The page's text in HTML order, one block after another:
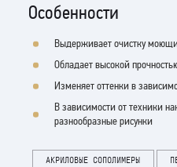
частиц и перламутровой базы. Э
Особенности
Выдерживает очистку
Обладает высокой
Изменяет оттенки в
В зависимости от техники
разнообразные рисунки
АКРИЛОВЫЕ СОПОЛИМЕРЫ